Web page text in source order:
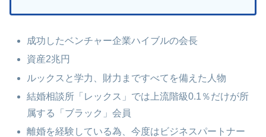
成功したベンチャー企業ハイブルの会長
資産2兆円
ルックスと学力、財力まですべてを備えた人物
結婚相談所「レックス」では上流階級0.1％だけが所
属する「ブラック」会員
離婚を経験している為、今度はビジネスパートナー